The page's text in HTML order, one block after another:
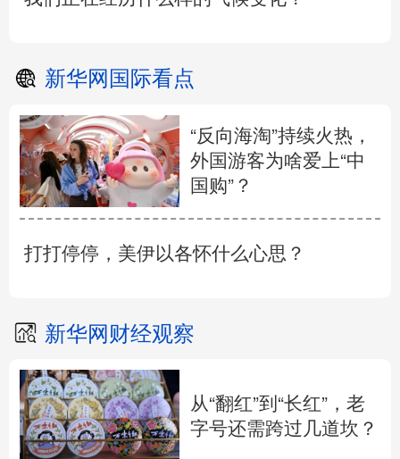
新华网国际看点
“反向海淘”持续火热，
外国游客为啥爱上“中
国购”？
打打停停，美伊以各怀什么心思？
新华网财经观察
从“翻红”到“长红”，老
字号还需跨过几道坎？